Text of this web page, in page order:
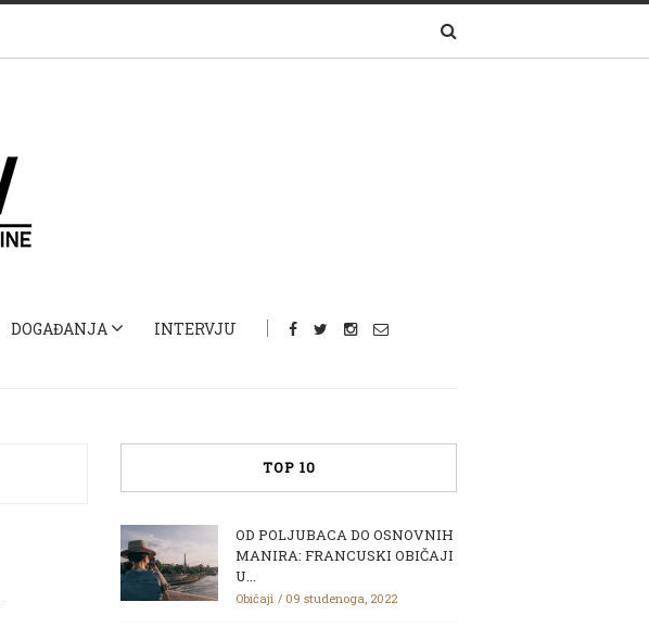
DOGAĐANJA INTERVJU
TOP 10
OD POLJUBACA DO OSNOVNIH
MANIRA: FRANCUSKI OBIČAJI
U...
Običaji 09 studenoga, 2022